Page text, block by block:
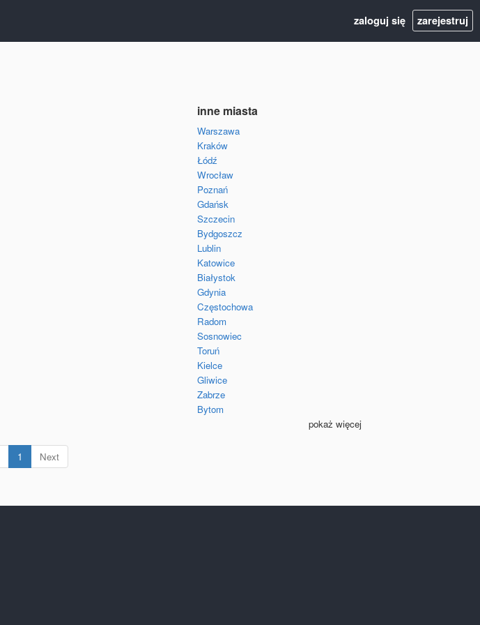
zaloguj się zarejestruj
inne miasta
Warszawa
Kraków
Łódź
Wrocław
Poznań
Gdańsk
Szczecin
Bydgoszcz
Lublin
Katowice
Białystok
Gdynia
Częstochowa
Radom
Sosnowiec
Toruń
Kielce
Gliwice
Zabrze
Bytom
pokaż więcej
1 (current)
Next